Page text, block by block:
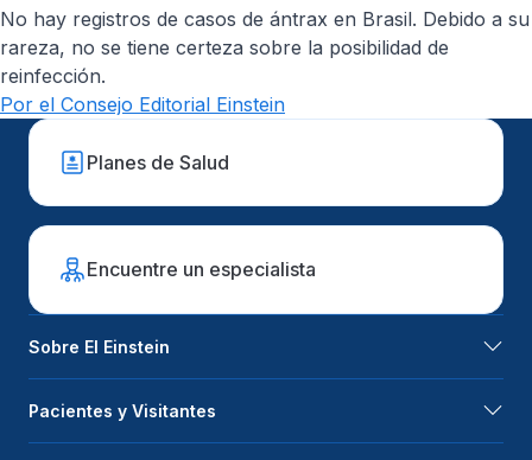
No hay registros de casos de ántrax en Brasil. Debido a su
rareza, no se tiene certeza sobre la posibilidad de
reinfección.
Por el Consejo Editorial Einstein
Planes de Salud
Encuentre un especialista
Sobre El Einstein
Pacientes y Visitantes